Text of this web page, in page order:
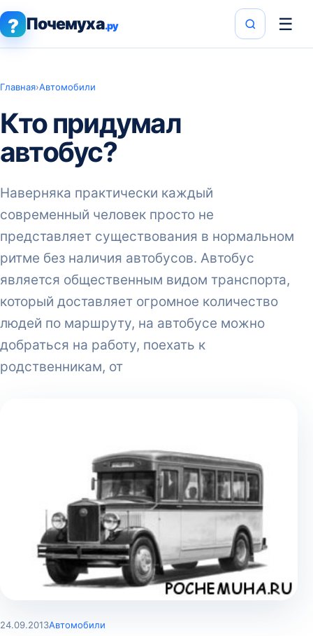
? Почемуха.ру ☰
Главная›Автомобили
Кто придумал
автобус?
Наверняка практически каждый
современный человек просто не
представляет существования в нормальном
ритме без наличия автобусов. Автобус
является общественным видом транспорта,
который доставляет огромное количество
людей по маршруту, на автобусе можно
добраться на работу, поехать к
родственникам, от
24.09.2013Автомобили